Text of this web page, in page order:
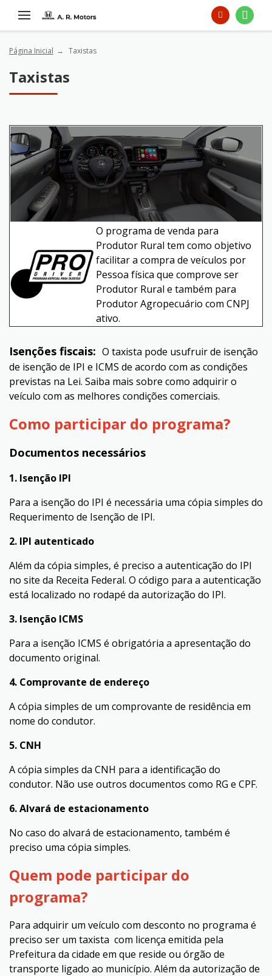
Página Inicial Taxistas
Taxistas
O programa de venda para
Produtor Rural tem como objetivo
facilitar a compra de veículos por
Pessoa física que comprove ser
Produtor Rural e também para
Produtor Agropecuário com CNPJ
ativo.
Isenções fiscais: O taxista pode usufruir de isenção
de isenção de IPI e ICMS de acordo com as condições
previstas na Lei. Saiba mais sobre como adquirir o
veículo com as melhores condições comerciais.
Como participar do programa?
Documentos necessários
1. Isenção IPI
Para a isenção do IPI é necessária uma cópia simples do
Requerimento de Isenção de IPI.
2. IPI autenticado
Além da cópia simples, é preciso a autenticação do IPI
no site da Receita Federal. O código para a autenticação
está localizado no rodapé da autorização do IPI.
3. Isenção ICMS
Para a isenção ICMS é obrigatória a apresentação do
documento original.
4. Comprovante de endereço
A cópia simples de um comprovante de residência em
nome do condutor.
5. CNH
A cópia simples da CNH para a identificação do
condutor. Não use outros documentos como RG e CPF.
6. Alvará de estacionamento
No caso do alvará de estacionamento, também é
preciso uma cópia simples.
Quem pode participar do
programa?
Para adquirir um veículo com desconto no programa é
preciso ser um taxista com licença emitida pela
Prefeitura da cidade em que reside ou órgão de
transporte ligado ao município. Além da autorização de